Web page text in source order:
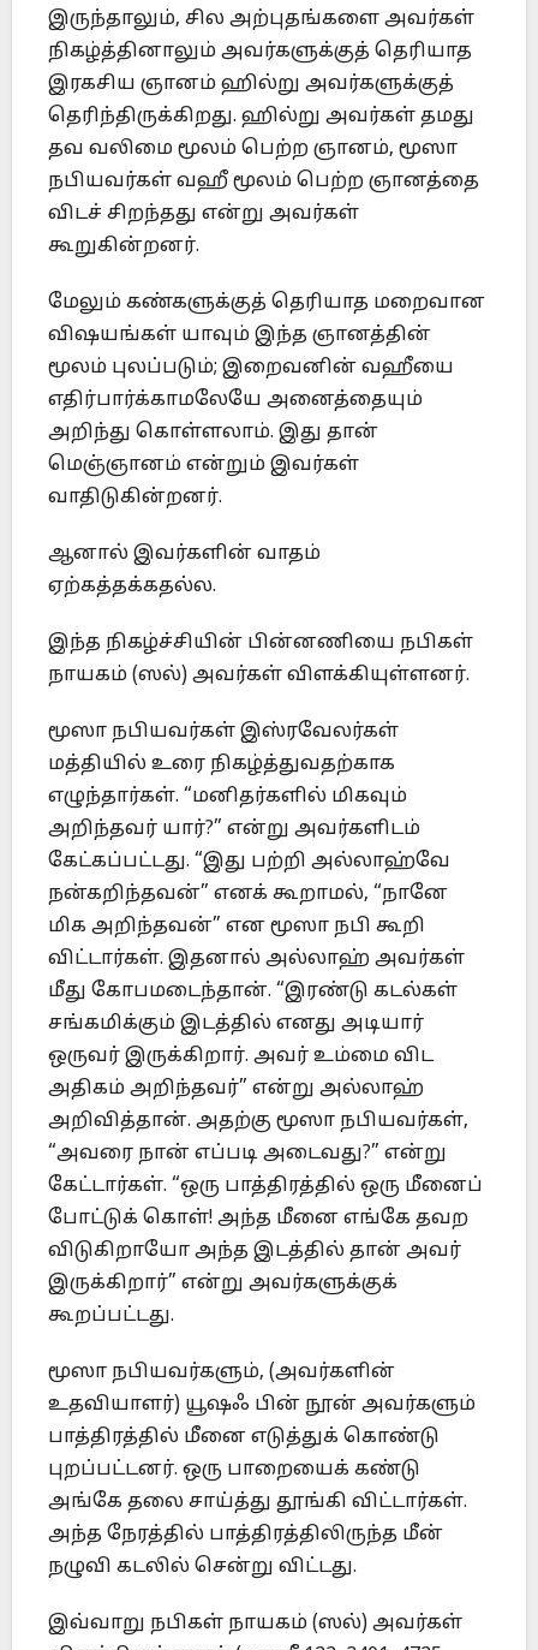
இருந்தாலும், சில அற்புதங்களை அவர்கள்
நிகழ்த்தினாலும் அவர்களுக்குத் தெரியாத
இரகசிய ஞானம் ஹில்று அவர்களுக்குத்
தெரிந்திருக்கிறது. ஹில்று அவர்கள் தமது
தவ வலிமை மூலம் பெற்ற ஞானம், மூஸா
நபியவர்கள் வஹீ மூலம் பெற்ற ஞானத்தை
விடச் சிறந்தது என்று அவர்கள்
கூறுகின்றனர்.
மேலும் கண்களுக்குத் தெரியாத மறைவான
விஷயங்கள் யாவும் இந்த ஞானத்தின்
மூலம் புலப்படும்; இறைவனின் வஹீயை
எதிர்பார்க்காமலேயே அனைத்தையும்
அறிந்து கொள்ளலாம். இது தான்
மெஞ்ஞானம் என்றும் இவர்கள்
வாதிடுகின்றனர்.
ஆனால் இவர்களின் வாதம்
ஏற்கத்தக்கதல்ல.
இந்த நிகழ்ச்சியின் பின்னணியை நபிகள்
நாயகம் (ஸல்) அவர்கள் விளக்கியுள்ளனர்.
மூஸா நபியவர்கள் இஸ்ரவேலர்கள்
மத்தியில் உரை நிகழ்த்துவதற்காக
எழுந்தார்கள். “மனிதர்களில் மிகவும்
அறிந்தவர் யார்?” என்று அவர்களிடம்
கேட்கப்பட்டது. “இது பற்றி அல்லாஹ்வே
நன்கறிந்தவன்” எனக் கூறாமல், “நானே
மிக அறிந்தவன்” என மூஸா நபி கூறி
விட்டார்கள். இதனால் அல்லாஹ் அவர்கள்
மீது கோபமடைந்தான். “இரண்டு கடல்கள்
சங்கமிக்கும் இடத்தில் எனது அடியார்
ஒருவர் இருக்கிறார். அவர் உம்மை விட
அதிகம் அறிந்தவர்” என்று அல்லாஹ்
அறிவித்தான். அதற்கு மூஸா நபியவர்கள்,
“அவரை நான் எப்படி அடைவது?” என்று
கேட்டார்கள். “ஒரு பாத்திரத்தில் ஒரு மீனைப்
போட்டுக் கொள்! அந்த மீனை எங்கே தவற
விடுகிறாயோ அந்த இடத்தில் தான் அவர்
இருக்கிறார்” என்று அவர்களுக்குக்
கூறப்பட்டது.
மூஸா நபியவர்களும், (அவர்களின்
உதவியாளர்) யூஷஃ பின் நூன் அவர்களும்
பாத்திரத்தில் மீனை எடுத்துக் கொண்டு
புறப்பட்டனர். ஒரு பாறையைக் கண்டு
அங்கே தலை சாய்த்து தூங்கி விட்டார்கள்.
அந்த நேரத்தில் பாத்திரத்திலிருந்த மீன்
நழுவி கடலில் சென்று விட்டது.
இவ்வாறு நபிகள் நாயகம் (ஸல்) அவர்கள்